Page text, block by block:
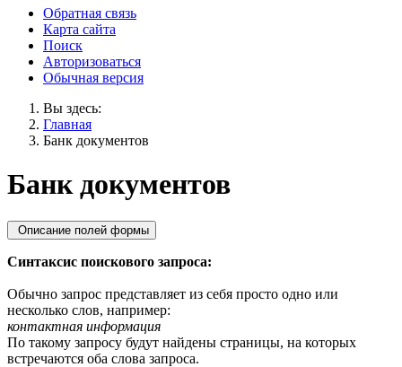
Обратная связь
Карта сайта
Поиск
Авторизоваться
Обычная версия
Вы здесь:
Главная
Банк документов
Банк документов
Описание полей формы
Синтаксис поискового запроса:
Обычно запрос представляет из себя просто одно или
несколько слов, например:
контактная информация
По такому запросу будут найдены страницы, на которых
встречаются оба слова запроса.